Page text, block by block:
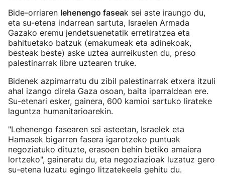
Bide-orriaren lehenengo faseak sei aste iraungo du,
eta su-etena indarrean sartuta, Israelen Armada
Gazako eremu jendetsuenetatik erretiratzea eta
bahituetako batzuk (emakumeak eta adinekoak,
besteak beste) aske uztea aurreikusten du, preso
palestinarrak libre uztearen truke.
Bidenek azpimarratu du zibil palestinarrak etxera itzuli
ahal izango direla Gaza osoan, baita iparraldean ere.
Su-etenari esker, gainera, 600 kamioi sartuko lirateke
laguntza humanitarioarekin.
"Lehenengo fasearen sei asteetan, Israelek eta
Hamasek bigarren fasera igarotzeko puntuak
negoziatuko dituzte, erasoen behin betiko amaiera
lortzeko", gaineratu du, eta negoziazioak luzatuz gero
su-etena luzatu egingo litzatekeela gehitu du.